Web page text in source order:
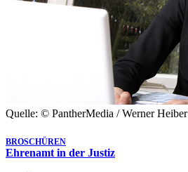
Quelle: © PantherMedia / Werner Heiber
BROSCHÜREN
Ehrenamt in der Justiz